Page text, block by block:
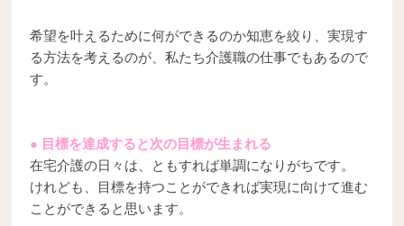
希望を叶えるために何ができるのか知恵を絞り、実現す
る方法を考えるのが、私たち介護職の仕事でもあるので
す。
● 目標を達成すると次の目標が生まれる
在宅介護の日々は、ともすれば単調になりがちです。
けれども、目標を持つことができれば実現に向けて進む
ことができると思います。